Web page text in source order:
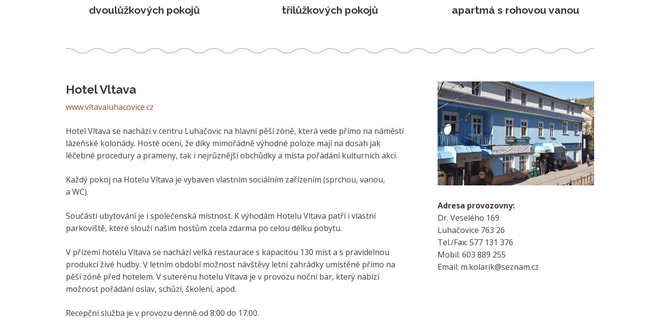
dvoulůžkových pokojů třílůžkových pokojů apartmá s rohovou vanou
Hotel Vltava
www.vltavaluhacovice.cz
Hotel Vltava se nachází v centru Luhačovic na hlavní pěší zóně, která vede přímo na náměstí
lázeňské kolonády. Hosté ocení, že díky mimořádně výhodné poloze mají na dosah jak
léčebné procedury a prameny, tak i nejrůznější obchůdky a místa pořádání kulturních akcí.
Každý pokoj na Hotelu Vltava je vybaven vlastním sociálním zařízením (sprchou, vanou,
a WC).
Součástí ubytování je i společenská místnost. K výhodám Hotelu Vltava patří i vlastní
parkoviště, které slouží našim hostům zcela zdarma po celou délku pobytu.
V přízemí hotelu Vltava se nachází velká restaurace s kapacitou 130 míst a s pravidelnou
produkcí živé hudby. V letním období možnost návštěvy letní zahrádky umístěné přímo na
pěší zóně před hotelem.V suterénu hotelu Vltava je v provozu noční bar, který nabízí
možnost pořádání oslav, schůzí, školení, apod.
Recepční služba je v provozu denně od 8:00 do 17:00.
Adresa provozovny:
Dr. Veselého 169
Luhačovice 763 26
Tel./Fax: 577 131 376
Mobil: 603 889 255
Email: m.kolarik@seznam.cz